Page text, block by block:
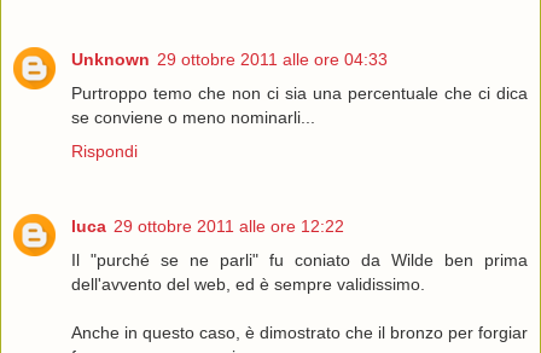
Unknown 29 ottobre 2011 alle ore 04:33
Purtroppo temo che non ci sia una percentuale che ci dica
se conviene o meno nominarli...
Rispondi
luca 29 ottobre 2011 alle ore 12:22
Il "purché se ne parli" fu coniato da Wilde ben prima
dell'avvento del web, ed è sempre validissimo.
Anche in questo caso, è dimostrato che il bronzo per forgiar